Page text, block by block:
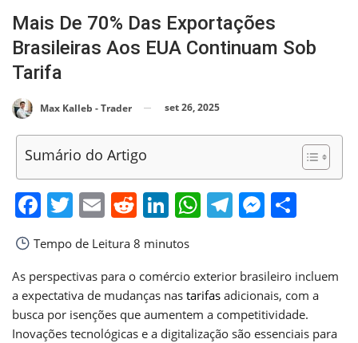
Mais De 70% Das Exportações
Brasileiras Aos EUA Continuam Sob
Tarifa
Max Kalleb - Trader set 26, 2025
Sumário do Artigo
Facebook
Twitter
EmailReddit
LinkedIn
WhatsApp
Telegram
Tempo de Leitura 8 minutos
As perspectivas para o comércio exterior brasileiro incluem
a expectativa de mudanças nas tarifas adicionais, com a
busca por isenções que aumentem a competitividade.
Inovações tecnológicas e a digitalização são essenciais para